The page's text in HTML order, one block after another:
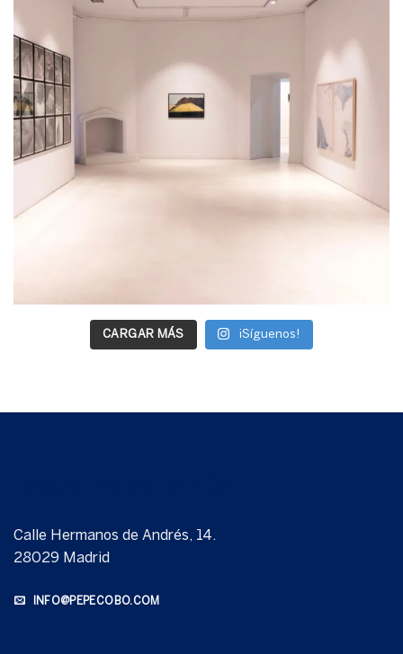
CARGAR MÁS ¡Síguenos!
Calle Hermanos de Andrés, 14.
28029 Madrid
INFO@PEPECOBO.COM